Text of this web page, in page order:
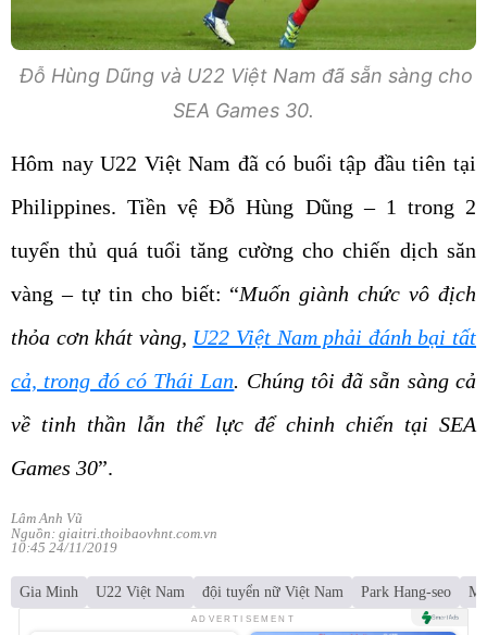
Đỗ Hùng Dũng và U22 Việt Nam đã sẵn sàng cho
SEA Games 30.
Hôm nay U22 Việt Nam đã có buổi tập đầu tiên tại
Philippines. Tiền vệ Đỗ Hùng Dũng – 1 trong 2
tuyển thủ quá tuổi tăng cường cho chiến dịch săn
vàng – tự tin cho biết: “Muốn giành chức vô địch
thỏa cơn khát vàng, U22 Việt Nam phải đánh bại tất
cả, trong đó có Thái Lan. Chúng tôi đã sẵn sàng cả
về tinh thần lẫn thể lực để chinh chiến tại SEA
Games 30”.
Lâm Anh Vũ
Nguồn: giaitri.thoibaovhnt.com.vn
10:45 24/11/2019
Gia Minh U22 Việt Nam đội tuyển nữ Việt Nam Park Hang-seo
ADVERTISEMENT